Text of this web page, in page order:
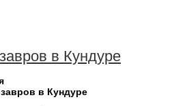
в Кундуре
в Кундуре